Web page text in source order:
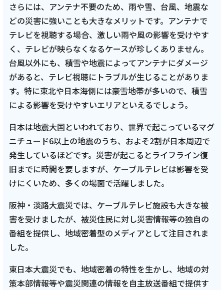
さらには、アンテナ不要のため、雨や雪、台風、地震な
どの災害に強いことも大きなメリットです。アンテナで
テレビを視聴する場合、激しい雨や風の影響を受けやす
く、テレビが映らなくなるケースが珍しくありません。
台風以外にも、積雪や地震によってアンテナにダメージ
があると、テレビ視聴にトラブルが生じることがありま
す。特に東北や日本海側には豪雪地帯が多いので、積雪
による影響を受けやすいエリアといえるでしょう。
日本は地震大国といわれており、世界で起こっているマグ
ニチュード6以上の地震のうち、およそ2割が日本周辺で
発生しているほどです。災害が起こるとライフライン復
旧までに時間を要しますが、ケーブルテレビは影響を受
けにくいため、多くの場面で活躍しました。
阪神・淡路大震災では、ケーブルテレビ施設も大きな被
害を受けましたが、被災住民に対し災害情報等の独自の
番組を提供し、地域密着型のメディアとして注目されま
した。
東日本大震災でも、地域密着の特性を生かし、地域の対
策本部情報等や震災関連の情報を自主放送番組で提供す